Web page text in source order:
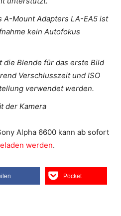
A-Mount Adapters LA-EA5 ist
kein Autofokus
die Blende für das erste Bild
Verschlusszeit und ISO
verwendet werden.
der Kamera
Alpha 6600 kann ab sofort
werden.
Pocket